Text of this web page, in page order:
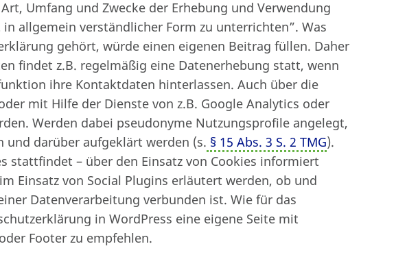
Umfang und Zwecke der Erhebung und Verwendung
allgemein verständlicher Form zu unterrichten”. Was
gehört, würde einen eigenen Beitrag füllen. Daher
findet z.B. regelmäßig eine Datenerhebung statt, wenn
ihre Kontaktdaten hinterlassen. Auch über die
mit Hilfe der Dienste von z.B. Google Analytics oder
Werden dabei pseudonyme Nutzungsprofile angelegt,
und darüber aufgeklärt werden (s. § 15 Abs. 3 S. 2 TMG).
stattfindet – über den Einsatz von Cookies informiert
Einsatz von Social Plugins erläutert werden, ob und
Datenverarbeitung verbunden ist. Wie für das
in WordPress eine eigene Seite mit
Footer zu empfehlen.